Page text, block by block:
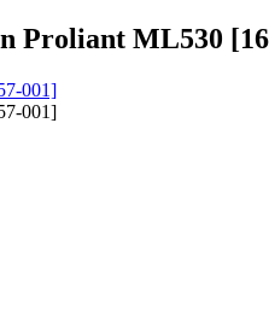
Proliant ML530